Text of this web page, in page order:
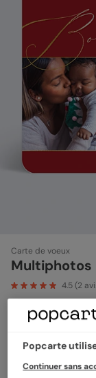
Carte de voeux
Multiphotos
4.5(2
Popcarte
Continuer sans